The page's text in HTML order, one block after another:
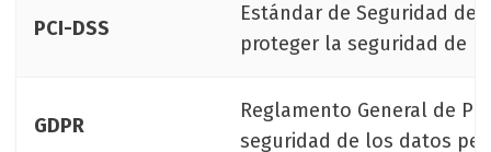
PCI-DSS
Estándar de Seguridad de
proteger la seguridad de
GDPR
Reglamento General de
seguridad de los datos